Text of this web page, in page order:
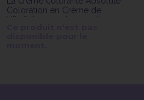
Coloration en Crème de
Vitality's 5-0 est une crème